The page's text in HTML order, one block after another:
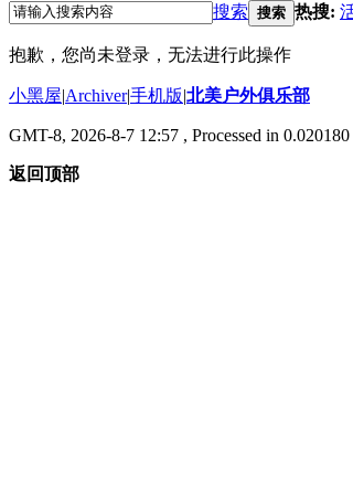
搜索 搜索 热搜:
抱歉，您尚未登录，无法进行此操作
小黑屋|Archiver|手机版|北美户外俱乐部
GMT-8, 2026-8-7 12:57 , Processed in
返回顶部